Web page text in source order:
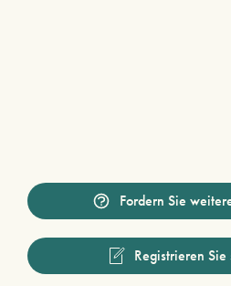
Fordern Sie
Registrieren Sie